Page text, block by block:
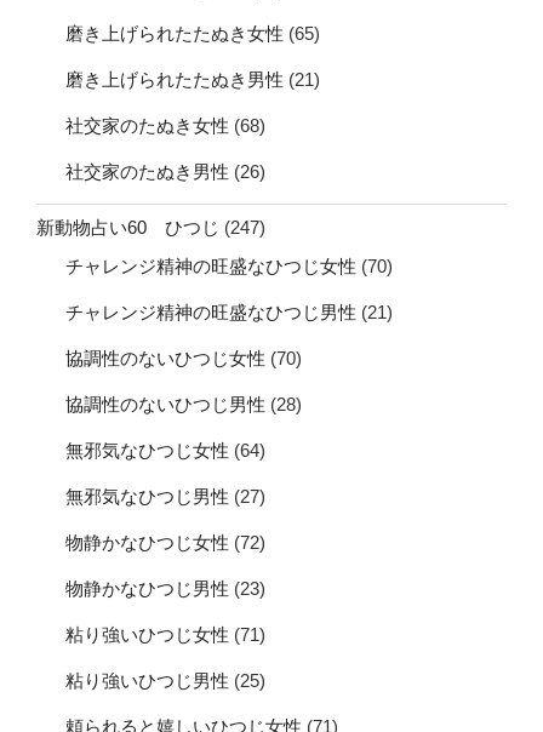
磨き上げられたたぬき女性 (65)
磨き上げられたたぬき男性 (21)
社交家のたぬき女性 (68)
社交家のたぬき男性 (26)
新動物占い60 ひつじ (247)
チャレンジ精神の旺盛なひつじ女性 (70)
チャレンジ精神の旺盛なひつじ男性 (21)
協調性のないひつじ女性 (70)
協調性のないひつじ男性 (28)
無邪気なひつじ女性 (64)
無邪気なひつじ男性 (27)
物静かなひつじ女性 (72)
物静かなひつじ男性 (23)
粘り強いひつじ女性 (71)
粘り強いひつじ男性 (25)
頼られると嬉しいひつじ女性 (71)